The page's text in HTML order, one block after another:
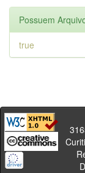
Possuem
true